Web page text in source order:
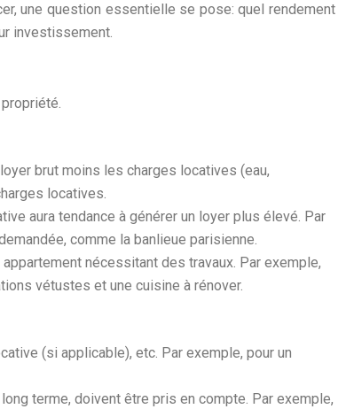
une question essentielle se pose: quel rendement
investissement.
brut moins les charges locatives (eau,
locatives.
aura tendance à générer un loyer plus élevé. Par
comme la banlieue parisienne.
nécessitant des travaux. Par exemple,
vétustes et une cuisine à rénover.
(si applicable), etc. Par exemple, pour un
terme, doivent être pris en compte. Par exemple,